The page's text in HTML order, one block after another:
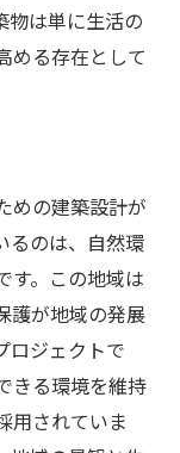
物は単に生活の
める存在として
めの建築設計が
るのは、自然環
す。この地域は
護が地域の発展
ロジェクトで
きる環境を維持
用されていま